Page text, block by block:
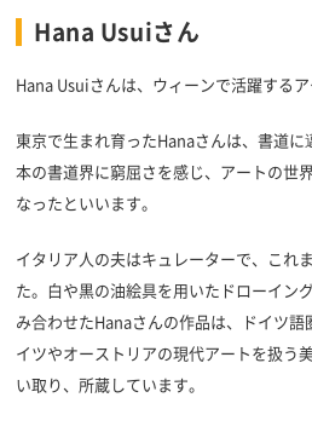
Hana Usuiさん
Hana Usuiさんは、ウィーンで活躍するア
東京で生まれ育ったHanaさんは、書道に
本の書道界に窮屈さを感じ、アートの世
なったといいます。
イタリア人の夫はキュレーターで、これ
た。白や黒の油絵具を用いたドローイン
み合わせたHanaさんの作品は、ドイツ語
イツやオーストリアの現代アートを扱う
い取り、所蔵しています。